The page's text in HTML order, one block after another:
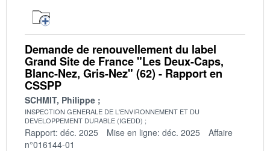
Demande de renouvellement du label
Grand Site de France "Les Deux-Caps,
Blanc-Nez, Gris-Nez" (62) - Rapport en
CSSPP
SCHMIT, Philippe
INSPECTION GENERALE DE L'ENVIRONNEMENT ET DU
DEVELOPPEMENT DURABLE (IGEDD)
Rapport: déc. 2025 Mise en ligne: déc. 2025
Affaire
n°016144-01